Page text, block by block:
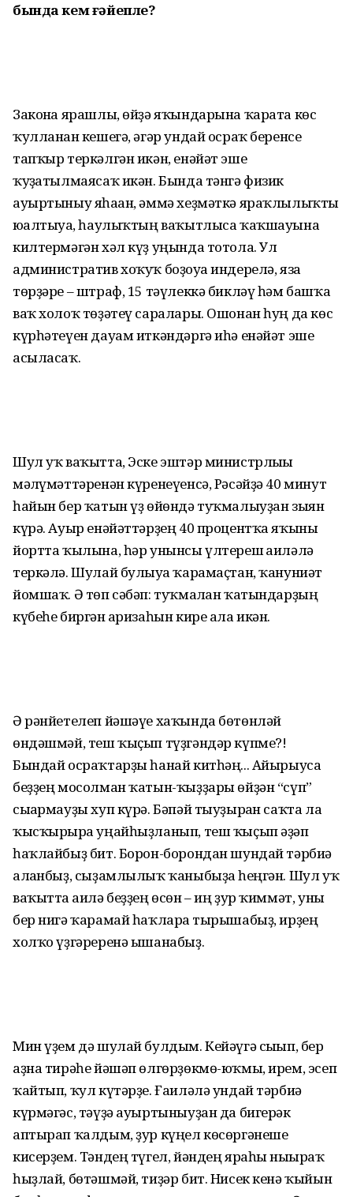
бында кем ғәйепле?
Законға ярашлы, өйҙә яҡындарына ҡарата көс
ҡулланған кешегә, әгәр ундай осраҡ беренсе
тапҡыр теркәлгән икән, енәйәт эше
ҡуҙғатылмаясаҡ икән. Бында тәнгә физик
ауыртыныу яһаған, әммә хеҙмәткә яраҡлылыҡты
юғалтыуға, һаулыҡтың ваҡытлыса ҡаҡшауына
килтермәгән хәл күҙ уңында тотола. Ул
административ хоҡуҡ боҙоуға индерелә, яза
төрҙәре – штраф, 15 тәүлеккә бикләү һәм башҡа
ваҡ холоҡ төҙәтеү саралары. Ошонан һуң да көс
күрһәтеүен дауам иткәндәргә иһә енәйәт эше
асыласаҡ.
Шул уҡ ваҡытта, Эске эштәр министрлығы
мәғлүмәттәренән күренеүенсә, Рәсәйҙә 40 минут
һайын бер ҡатын үҙ өйөндә туҡмалыуҙан зыян
күрә. Ауыр енәйәттәрҙең 40 процентҡа яҡыны
йортта ҡылына, һәр унынсы үлтереш ғаиләлә
теркәлә. Шулай булыуға ҡарамаҫтан, ҡануниәт
йомшаҡ. Ә төп сәбәп: туҡмалған ҡатындарҙың
күбеһе биргән ғаризаһын кире ала икән.
Ә рәнйетелеп йәшәүе хаҡында бөтөнләй
өндәшмәй, теш ҡыҫып түҙгәндәр күпме?!
Бындай осраҡтарҙы һанай китһәң... Айырыуса
беҙҙең мосолман ҡатын-ҡыҙҙары өйҙән “сүп”
сығармауҙы хуп күрә. Бәпәй тыуҙырған саҡта ла
ҡысҡырырға уңайһыҙланып, теш ҡыҫып әҙәп
һаҡлайбыҙ бит. Борон-борондан шундай тәрбиә
алғанбыҙ, сыҙамлылыҡ ҡаныбыҙға һеңгән. Шул уҡ
ваҡытта ғаилә беҙҙең өсөн – иң ҙур ҡиммәт, уны
бер нигә ҡарамай һаҡларға тырышабыҙ, ирҙең
холҡо үҙгәреренә ышанабыҙ.
Мин үҙем дә шулай булдым. Кейәүгә сығып, бер
аҙна тирәһе йәшәп өлгөрҙөкмө-юҡмы, ирем, эсеп
ҡайтып, ҡул күтәрҙе. Ғаиләлә ундай тәрбиә
күрмәгәс, тәүҙә ауыртыныуҙан да бигерәк
аптырап ҡалдым, ҙур күңел көсөргәнеше
кисерҙем. Тәндең түгел, йәндең яраһы нығыраҡ
һыҙлай, бөтәшмәй, тиҙәр бит. Нисек кенә ҡыйын